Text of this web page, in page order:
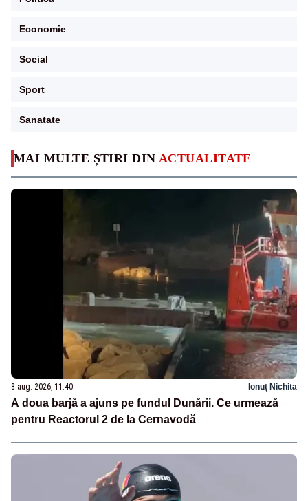
MAI MULTE ȘTIRI DIN ACTUALITATE
8 aug. 2026, 11:40 Ionuț Nichita
A doua barjă a ajuns pe fundul Dunării. Ce urmează
pentru Reactorul 2 de la Cernavodă
Economie
Social
Sport
Sanatate